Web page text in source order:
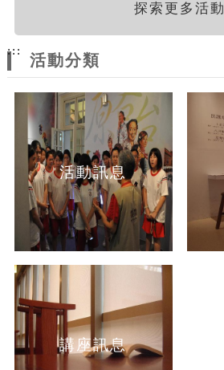
探索更多活動
:::
活動分類
活動訊息
講座訊息